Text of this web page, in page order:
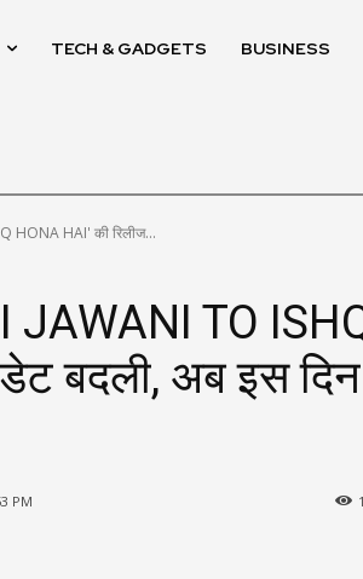
TECH & GADGETS BUSINESS
HONA HAI' की रिलीज...
JAWANI TO
बदली, अब इस दिन
PM